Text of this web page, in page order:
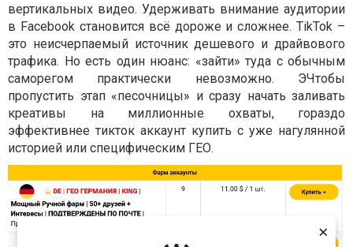
×
вертикальных видео. Удерживать внимание аудитории
в Facebook становится всё дороже и сложнее. TikTok –
это неисчерпаемый источник дешевого и драйвового
трафика. Но есть один нюанс: «зайти» туда с обычным
саморегом практически невозможно. ЭЧтобы
пропустить этап «песочницы» и сразу начать заливать
креативы на миллионные охваты, гораздо
эффективнее тикток аккаунт купить с уже нагулянной
историей или специфическим ГЕО.